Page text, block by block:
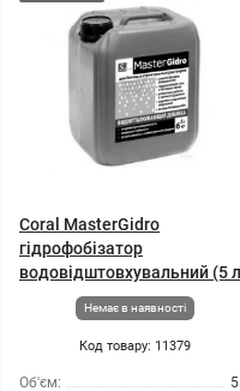
Coral MasterGidro
гідрофобізатор
водовідштовхувальний (5
Немає в наявності
Код товару: 11379
Об'єм: